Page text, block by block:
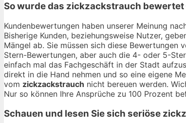
So wurde das zickzackstrauch bewertet
Kundenbewertungen haben unserer Meinung
Bisherige Kunden, beziehungsweise Nutzer,
Mängel ab. Sie müssen sich diese Bewertungen
Stern-Bewertungen, aber auch die 4- oder 5-
einfach mal das Fachgeschäft in der Stadt
direkt in die Hand nehmen und so eine eigene
vom zickzackstrauch nicht bereuen werden.
Nur so können Ihre Ansprüche zu 100 Prozent
Schauen und lesen Sie sich seriöse